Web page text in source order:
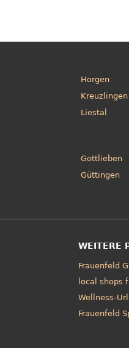
Horgen
Kreuzlingen
Liestal
Gottlieben
Güttingen
WEITERE
Frauenfeld
local shops
Wellness-
Frauenfeld